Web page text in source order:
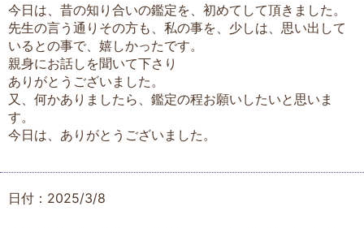
今日は、昔の知り合いの鑑定を、初めてして頂きました。
先生の言う通りその方も、私の事を、少しは、思い出して
いるとの事で、嬉しかったです。
親身にお話しを聞いて下さり
ありがとうございました。
又、何かありましたら、鑑定の程お願いしたいと思いま
す。
今日は、ありがとうございました。
日付：2025/3/8